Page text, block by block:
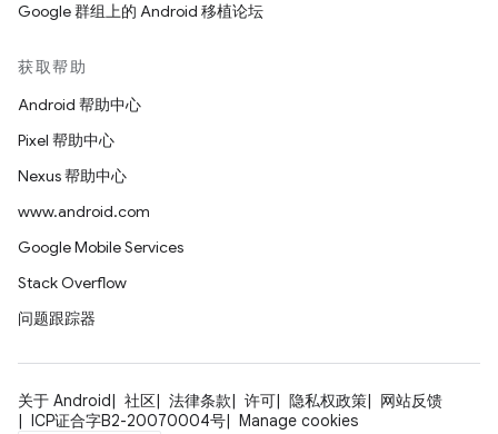
Google 群组上的 Android 移植论坛
获取帮助
Android 帮助中心
Pixel 帮助中心
Nexus 帮助中心
www.android.com
Google Mobile Services
Stack Overflow
问题跟踪器
关于 Android 社区 法律条款 许可 隐私权政策
网站反馈
ICP证合字B2-20070004号
Manage cookies